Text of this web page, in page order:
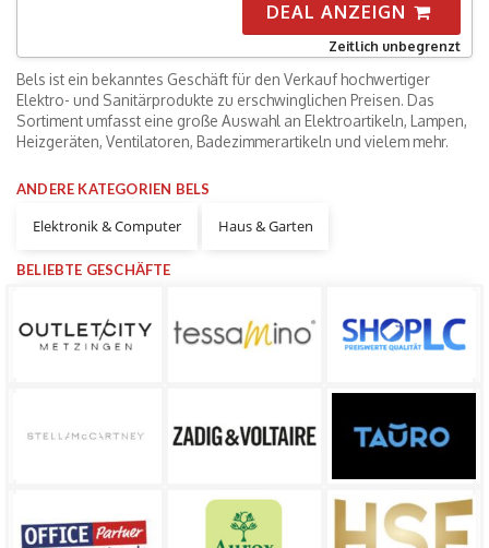
DEAL ANZEIGN
Zeitlich unbegrenzt
Bels ist ein bekanntes Geschäft für den Verkauf hochwertiger
Elektro- und Sanitärprodukte zu erschwinglichen Preisen. Das
Sortiment umfasst eine große Auswahl an Elektroartikeln, Lampen,
Heizgeräten, Ventilatoren, Badezimmerartikeln und vielem mehr.
ANDERE KATEGORIEN BELS
Elektronik & Computer Haus & Garten
BELIEBTE GESCHÄFTE